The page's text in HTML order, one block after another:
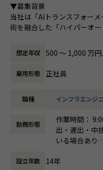
造」を掲げて
員全員が燃え
展する企業で
ます。お客様
▼募集背景
当社は「AIトランスフォー
術を融合した「ハイパーオ
支えるインフラ基盤・セキ
断で整備・強化していくフェ
現在、一部プロダクトの
はじめ、各プロダクトの脆
かつスケーラブルに進化さ
▼求める人物像
「一流であれ」「自ら仕掛
複数プロダクトを横断し、
想定年収 500 〜 1,000 万
雇用形態 正社員
職種 インフラエンジ
勤務形態
作業時間： 9:00〜18:00 ※
出・遅出・中
いる場合あり
時など）
設立年数 14年